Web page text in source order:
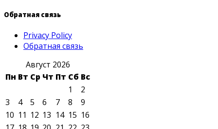
Обратная связь
Privacy Policy
Обратная связь
Август 2026
Пн Вт Ср Чт Пт Сб Вс
1
2
3
4 5 6 7 8
9
10 11 12 13 14 15 16